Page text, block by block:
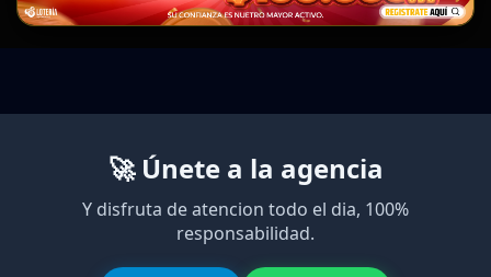
🚀 Únete a la agencia
Y disfruta de atencion todo el dia, 100%
responsabilidad.